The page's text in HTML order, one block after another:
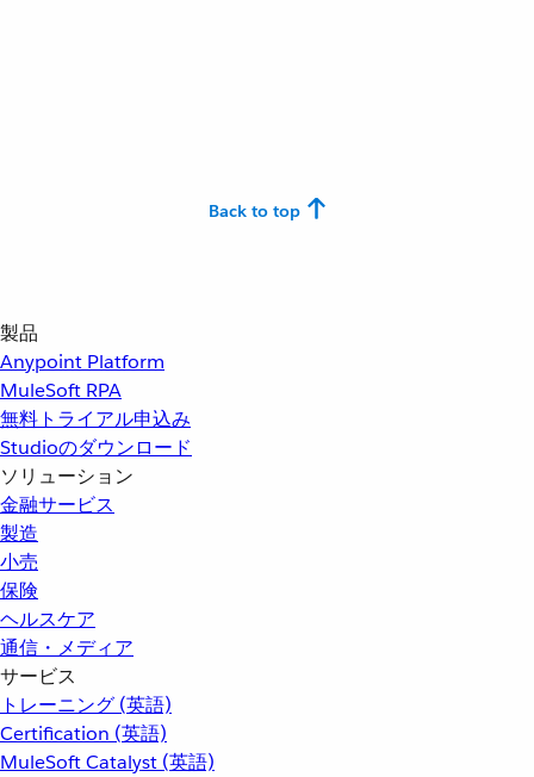
Back to top
製品
Anypoint Platform
MuleSoft RPA
無料トライアル申込み
Studioのダウンロード
ソリューション
金融サービス
製造
小売
保険
ヘルスケア
通信・メディア
サービス
トレーニング (英語)
Certification (英語)
MuleSoft Catalyst (英語)